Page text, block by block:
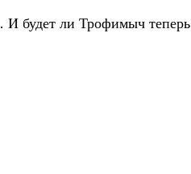
будет ли Трофимыч теперь